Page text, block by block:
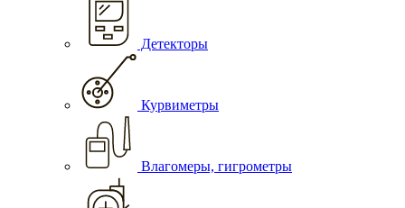
Детекторы
Курвиметры
Влагомеры, гигрометры